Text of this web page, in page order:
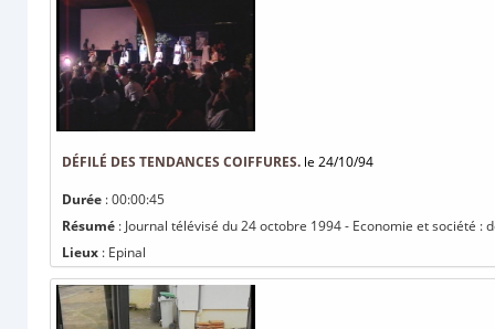
DÉFILÉ DES TENDANCES COIFFURES. le 24/10/94
Durée : 00:00:45
Résumé : Journal télévisé du 24 octobre 1994 - Economie et société :
Lieux : Epinal